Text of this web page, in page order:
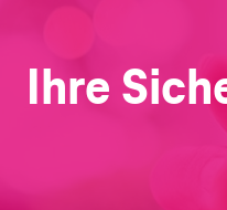
Ihre